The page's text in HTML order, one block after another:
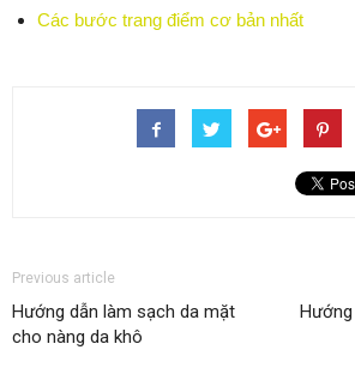
Các bước trang điểm cơ bản nhất
Previous article
Hướng dẫn làm sạch da mặt
cho nàng da khô